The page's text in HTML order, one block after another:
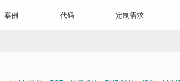
案例 代码 定制需求